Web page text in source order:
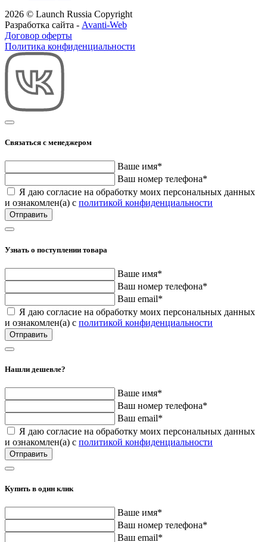
2026 © Launch Russia Copyright
Разработка сайта - Avanti-Web
Договор оферты
Политика конфиденциальности
Связаться с менеджером
Ваше имя*
Ваш номер телефона*
Я даю согласие на обработку моих персональных данных
и ознакомлен(а) с политикой конфиденциальности
Узнать о поступлении товара
Ваше имя*
Ваш номер телефона*
Ваш email*
Я даю согласие на обработку моих персональных данных
и ознакомлен(а) с политикой конфиденциальности
Нашли дешевле?
Ваше имя*
Ваш номер телефона*
Ваш email*
Я даю согласие на обработку моих персональных данных
и ознакомлен(а) с политикой конфиденциальности
Купить в один клик
Ваше имя*
Ваш номер телефона*
Ваш email*